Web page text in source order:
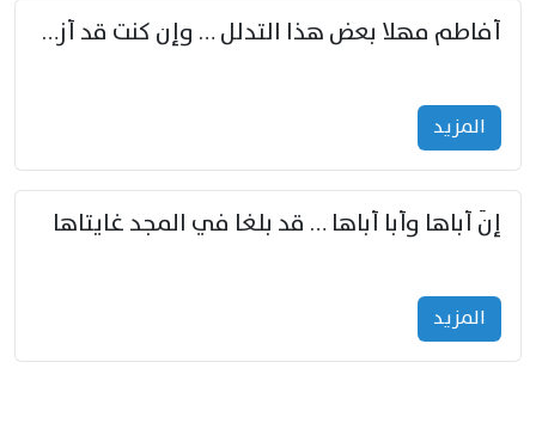
أفاطم مهلا بعض هذا التدلل … وإن كنت قد أزمعت صرمي فأجملي
المزید
إنّ أباها وأبا أباها … قد بلغا في المجد غايتاها
المزید